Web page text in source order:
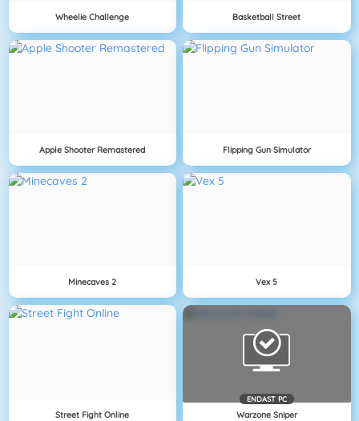
Wheelie Challenge Basketball Street
Apple Shooter Remastered Flipping Gun Simulator
Minecaves 2 Vex 5
Street Fight Online
ENDAST PC
Warzone Sniper